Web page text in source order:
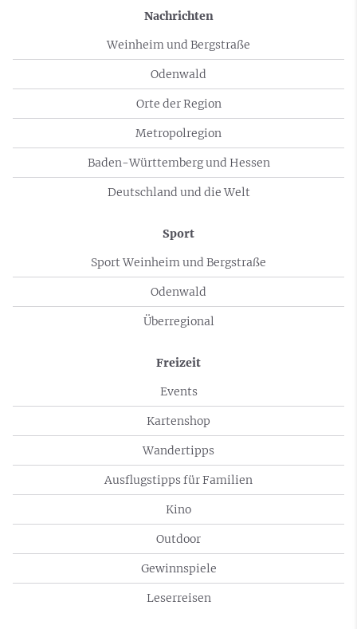
Nachrichten
Weinheim und Bergstraße
Odenwald
Orte der Region
Metropolregion
Baden-Württemberg und Hessen
Deutschland und die Welt
Sport
Sport Weinheim und Bergstraße
Odenwald
Überregional
Freizeit
Events
Kartenshop
Wandertipps
Ausflugstipps für Familien
Kino
Outdoor
Gewinnspiele
Leserreisen